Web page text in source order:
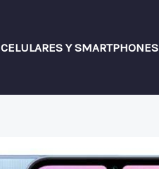
CELULARES Y SMARTPHONES